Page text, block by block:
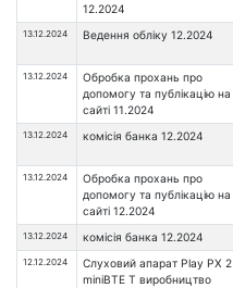
12.2024
13.12.2024 Ведення обліку 12.2024
13.12.2024
Обробка прохань про
допомогу та публікацію на
сайті 11.2024
13.12.2024 комісія банка 12.2024
13.12.2024
Обробка прохань про
допомогу та публікацію на
сайті 12.2024
13.12.2024 комісія банка 12.2024
12.12.2024
Слуховий апарат Play PX 2
miniBTE Т виробництво